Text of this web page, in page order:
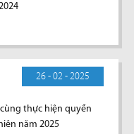
26 - 02 - 2025
thực hiện quyền
năm 2025